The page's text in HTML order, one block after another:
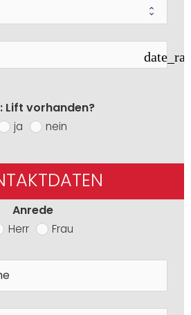
Lift vorhanden?
ja nein
Anrede
Herr Frau